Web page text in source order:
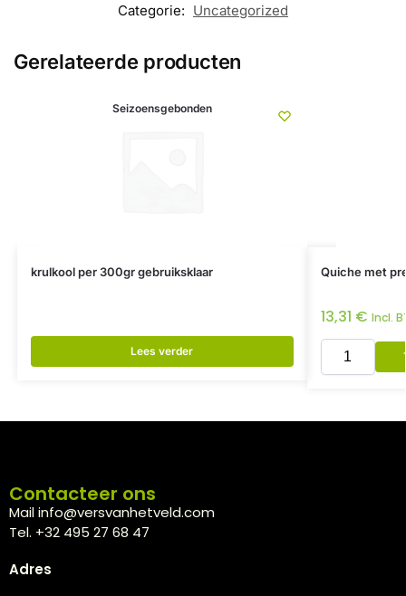
Categorie: Uncategorized
Gerelateerde producten
Seizoensgebonden
krulkool per 300gr gebruiksklaar
Lees verder
Quiche met
13,31 € Incl.
Contacteer ons
Mail info@versvanhetveld.com
Tel. +32 495 27 68 47
Adres